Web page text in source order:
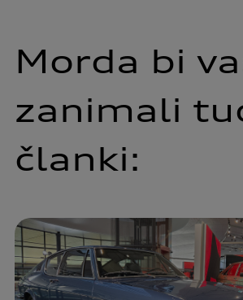
Morda bi
zanimali
članki: